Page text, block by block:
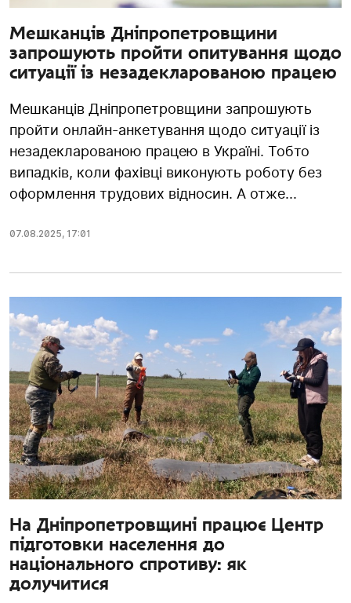
Мешканців Дніпропетровщини
запрошують пройти опитування щодо
ситуації із незадекларованою працею
Мешканців Дніпропетровщини запрошують
пройти онлайн-анкетування щодо ситуації із
незадекларованою працею в Україні. Тобто
випадків, коли фахівці виконують роботу без
оформлення трудових відносин. А отже...
07.08.2025, 17:01
На Дніпропетровщині працює Центр
підготовки населення до
національного спротиву: як
долучитися